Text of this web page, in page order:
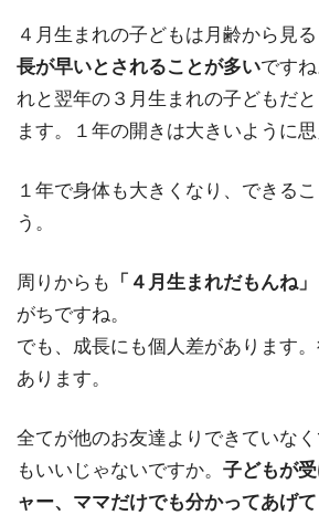
４月生まれの子どもは月齢から見る
長が早いとされることが多いです
れと翌年の３月生まれの子どもだ
ます。１年の開きは大きいように思
１年で身体も大きくなり、できる
う。
周りからも 「４月生まれだもんね」
がちですね。
でも、成長にも個人差があります
あります。
全てが他のお友達よりできていな
もいいじゃないですか。 子どもが
ャー、ママだけでも分かってあげて